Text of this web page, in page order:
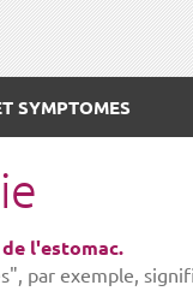
SYMPTOMES
l'estomac.
par exemple,